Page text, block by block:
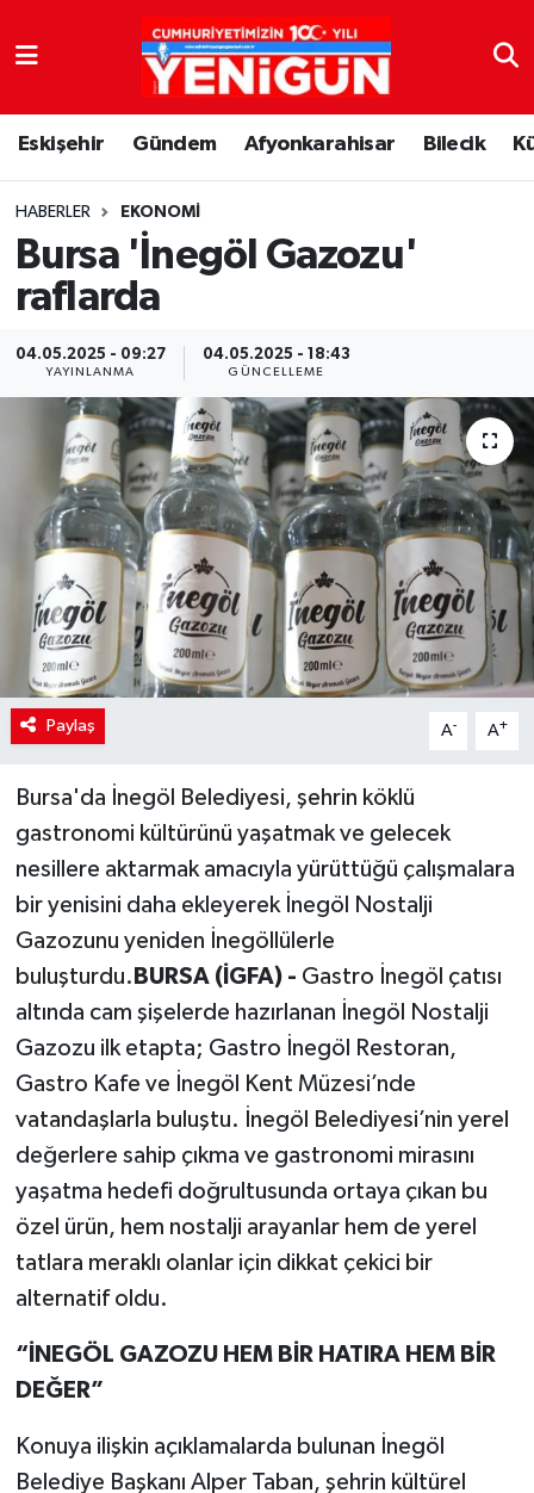
Eskişehir Gündem Afyonkarahisar Bilecik
HABERLER EKONOMI
Bursa 'İnegöl Gazozu'
raflarda
04.05.2025 - 09:27
YAYINLANMA
04.05.2025 - 18:43
GÜNCELLEME
Paylaş A- A+
Bursa'da İnegöl Belediyesi, şehrin köklü
gastronomi kültürünü yaşatmak ve gelecek
nesillere aktarmak amacıyla yürüttüğü çalışmalara
bir yenisini daha ekleyerek İnegöl Nostalji
Gazozunu yeniden İnegöllülerle
buluşturdu. BURSA (İGFA) - Gastro İnegöl çatısı
altında cam şişelerde hazırlanan İnegöl Nostalji
Gazozu ilk etapta; Gastro İnegöl Restoran,
Gastro Kafe ve İnegöl Kent Müzesi’nde
vatandaşlarla buluştu. İnegöl Belediyesi’nin yerel
değerlere sahip çıkma ve gastronomi mirasını
yaşatma hedefi doğrultusunda ortaya çıkan bu
özel ürün, hem nostalji arayanlar hem de yerel
tatlara meraklı olanlar için dikkat çekici bir
alternatif oldu.
“İNEGÖL GAZOZU HEM BİR HATIRA HEM BİR
DEĞER”
Konuya ilişkin açıklamalarda bulunan İnegöl
Belediye Başkanı Alper Taban, şehrin kültürel
Nöbetçi Eczaneler
Hava Durumu
Trafik Durumu
Süper Lig Puan Durumu ve Fikstür
Son Dakika Haberleri
Haber Arşivi